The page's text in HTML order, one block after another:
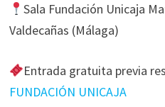
Sala Fundación Unicaja
Valdecañas (Málaga)
Entrada gratuita previa
FUNDACIÓN UNICAJA